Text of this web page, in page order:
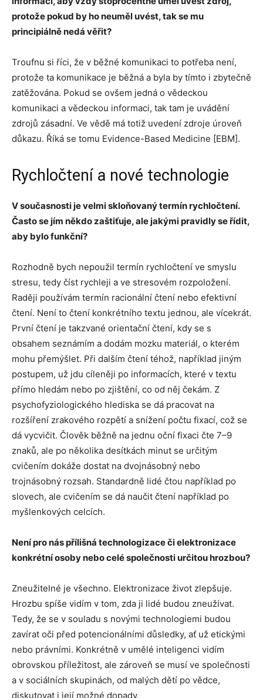
protože pokud by ho neuměl uvést, tak se mu
principiálně nedá věřit?
Troufnu si říci, že v běžné komunikaci to potřeba není,
protože ta komunikace je běžná a byla by tímto i zbytečně
zatěžována. Pokud se ovšem jedná o vědeckou
komunikaci a vědeckou informaci, tak tam je uvádění
zdrojů zásadní. Ve vědě má totiž uvedení zdroje úroveň
důkazu. Říká se tomu Evidence-Based Medicine [EBM].
Rychločtení a nové technologie
V současnosti je velmi skloňovaný termín rychločtení.
Často se jím někdo zaštiťuje, ale jakými pravidly se řídit,
aby bylo funkční?
Rozhodně bych nepoužil termín rychločtení ve smyslu
stresu, tedy číst rychleji a ve stresovém rozpoložení.
Raději používám termín racionální čtení nebo efektivní
čtení. Není to čtení konkrétního textu jednou, ale vícekrát.
První čtení je takzvané orientační čtení, kdy se s
obsahem seznámím a dodám mozku materiál, o kterém
mohu přemýšlet. Při dalším čtení téhož, například jiným
postupem, už jdu cíleněji po informacích, které v textu
přímo hledám nebo po zjištění, co od něj čekám. Z
psychofyziologického hlediska se dá pracovat na
rozšíření zrakového rozpětí a snížení počtu fixací, což se
dá vycvičit. Člověk běžně na jednu oční fixaci čte 7–9
znaků, ale po několika desítkách minut se určitým
cvičením dokáže dostat na dvojnásobný nebo
trojnásobný rozsah. Standardně lidé čtou například po
slovech, ale cvičením se dá naučit čtení například po
myšlenkových celcích.
Není pro nás přílišná technologizace či elektronizace
konkrétní osoby nebo celé společnosti určitou hrozbou?
Zneužitelné je všechno. Elektronizace život zlepšuje.
Hrozbu spíše vidím v tom, zda ji lidé budou zneužívat.
Tedy, že se v souladu s novými technologiemi budou
zavírat oči před potencionálními důsledky, ať už etickými
nebo právními. Konkrétně v umělé inteligenci vidím
obrovskou příležitost, ale zároveň se musí ve společnosti
a v sociálních skupinách, od malých dětí po vědce,
diskutovat i její možné dopady.